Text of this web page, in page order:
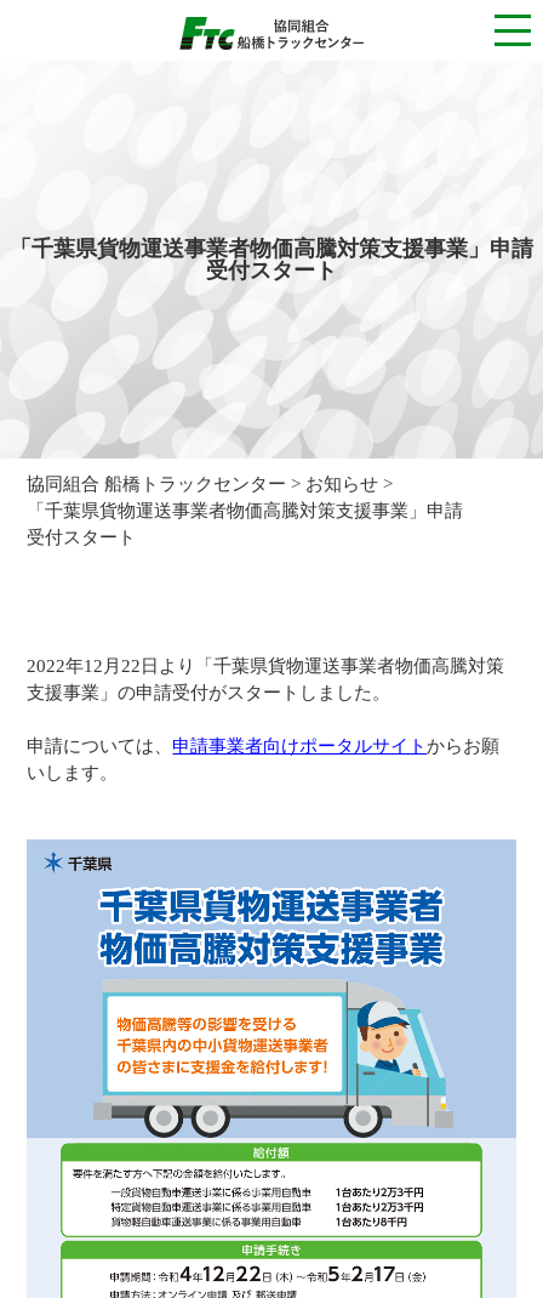
事業内容
組合概要
お問い合わせ
沿革
役員・組合員一覧
プライバシーポリシー
サイトポリシー
「千葉県貨物運送事業者物価高騰対策支援事業」申請
受付スタート
協同組合 船橋トラックセンター
お知らせ
「千葉県貨物運送事業者物価高騰対策支援事業」申請
受付スタート
2022年12月22日より「千葉県貨物運送事業者物価高騰対策
支援事業」の申請受付がスタートしました。
申請については、 申請事業者向けポータルサイトからお願
いします。